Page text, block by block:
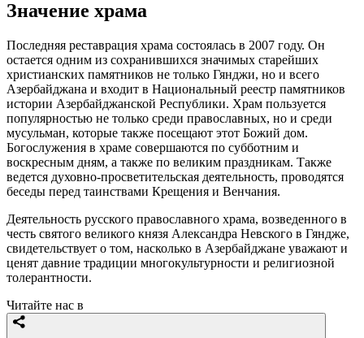
Значение храма
Последняя реставрация храма состоялась в 2007 году. Он
остается одним из сохранившихся значимых старейших
христианских памятников не только Гянджи, но и всего
Азербайджана и входит в Национальный реестр памятников
истории Азербайджанской Республики. Храм пользуется
популярностью не только среди православных, но и среди
мусульман, которые также посещают этот Божий дом.
Богослужения в храме совершаются по субботним и
воскресным дням, а также по великим праздникам. Также
ведется духовно-просветительская деятельность, проводятся
беседы перед таинствами Крещения и Венчания.
Деятельность русского православного храма, возведенного в
честь святого великого князя Александра Невского в Гяндже,
свидетельствует о том, насколько в Азербайджане уважают и
ценят давние традиции многокультурности и религиозной
толерантности.
Читайте нас в